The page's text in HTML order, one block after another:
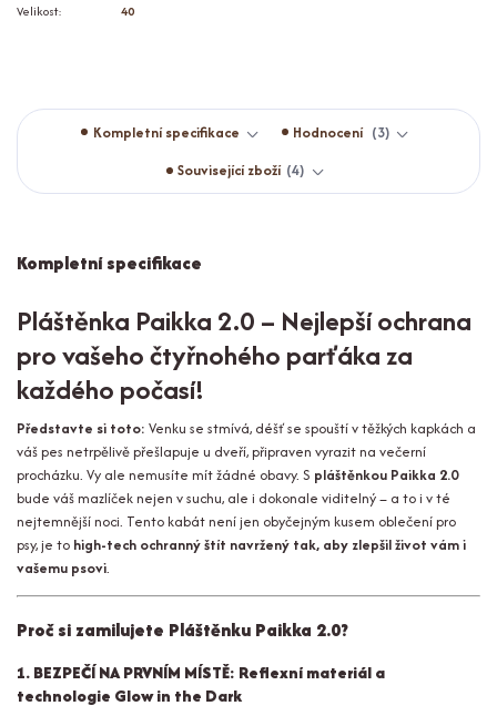
Velikost:
40
Kompletní specifikace Hodnocení
3
Související zboží 4
Kompletní specifikace
Pláštěnka Paikka 2.0 – Nejlepší ochrana
pro vašeho čtyřnohého parťáka za
každého počasí!
Představte si toto: Venku se stmívá, déšť se spouští v těžkých kapkách a
váš pes netrpělivě přešlapuje u dveří, připraven vyrazit na večerní
procházku. Vy ale nemusíte mít žádné obavy. S pláštěnkou Paikka 2.0
bude váš mazlíček nejen v suchu, ale i dokonale viditelný – a to i v té
nejtemnější noci. Tento kabát není jen obyčejným kusem oblečení pro
psy, je to high-tech ochranný štít navržený tak, aby zlepšil život vám i
vašemu psovi.
Proč si zamilujete Pláštěnku Paikka 2.0?
1. BEZPEČÍ NA PRVNÍM MÍSTĚ: Reflexní materiál a
technologie Glow in the Dark